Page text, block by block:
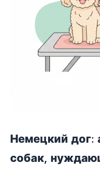
Немецкий дог:
собак,